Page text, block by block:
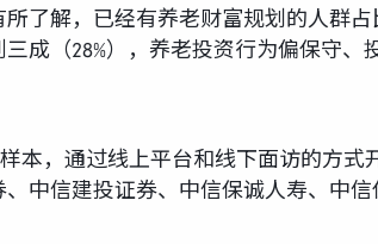
了解，已经有养老财富规划的人群
成（28%），养老投资行为偏保守
本，通过线上平台和线下面访的方
中信建投证券、中信保诚人寿、中信